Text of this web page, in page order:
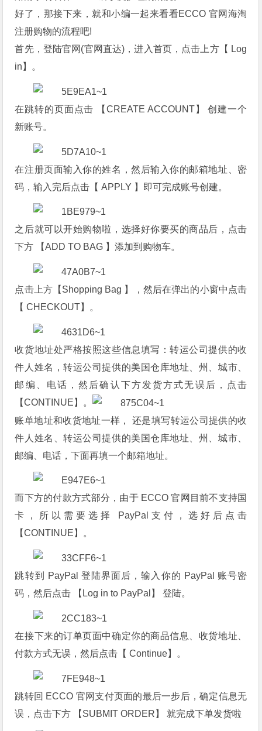
好了，那接下来，就和小编一起来看看ECCO 官网海淘
注册购物的流程吧!
首先，登陆官网(官网直达)，进入首页，点击上方【 Log
in】。
在跳转的页面点击 【CREATE ACCOUNT】 创建一个
新账号。
在注册页面输入你的姓名，然后输入你的邮箱地址、密
码，输入完后点击【 APPLY 】即可完成账号创建。
之后就可以开始购物啦，选择好你要买的商品后，点击
下方 【ADD TO BAG 】添加到购物车。
点击上方【Shopping Bag 】，然后在弹出的小窗中点击
【 CHECKOUT】。
收货地址处严格按照这些信息填写：转运公司提供的收
件人姓名，转运公司提供的美国仓库地址、州、城市、
邮编、电话，然后确认下方发货方式无误后，点击
【CONTINUE】。
账单地址和收货地址一样， 还是填写转运公司提供的收
件人姓名、转运公司提供的美国仓库地址、州、城市、
邮编、电话，下面再填一个邮箱地址。
而下方的付款方式部分，由于 ECCO 官网目前不支持国
卡，所以需要选择 PayPal支付，选好后点击
【CONTINUE】。
跳转到 PayPal 登陆界面后，输入你的 PayPal 账号密
码，然后点击 【Log in to PayPal】 登陆。
在接下来的订单页面中确定你的商品信息、收货地址、
付款方式无误，然后点击【 Continue】。
跳转回 ECCO 官网支付页面的最后一步后，确定信息无
误，点击下方 【SUBMIT ORDER】 就完成下单发货啦